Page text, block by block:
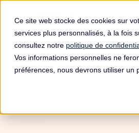
Ce site web stocke des cookies sur
services plus personnalisés, à la fois
consultez notre politique de
Vos informations personnelles ne
préférences, nous devrons utiliser un